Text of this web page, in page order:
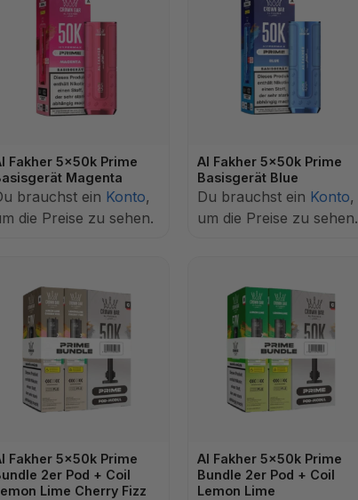
Fakher 5x50k Prime
Magenta
brauchst ein Konto,
die Preise zu sehen.
Al Fakher 5x50k Prime
Basisgerät Blue
Du brauchst ein Konto,
um die Preise zu sehen.
Fakher 5x50k Prime
2er Pod + Coil
Lime Cherry Fizz
Al Fakher 5x50k Prime
Bundle 2er Pod + Coil
Lemon Lime